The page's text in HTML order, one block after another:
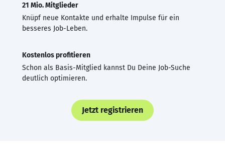
21 Mio. Mitglieder
Knüpf neue Kontakte und erhalte Impulse für ein
besseres Job-Leben.
Kostenlos profitieren
Schon als Basis-Mitglied kannst Du Deine Job-Suche
deutlich optimieren.
Jetzt registrieren